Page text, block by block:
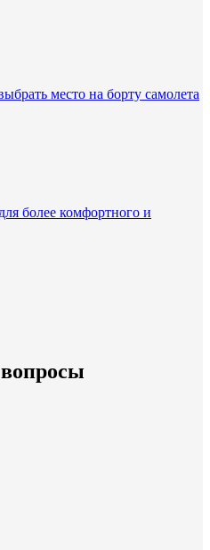
место на борту самолета
более комфортного и